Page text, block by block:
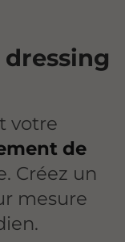
votre
de
Créez un
mesure